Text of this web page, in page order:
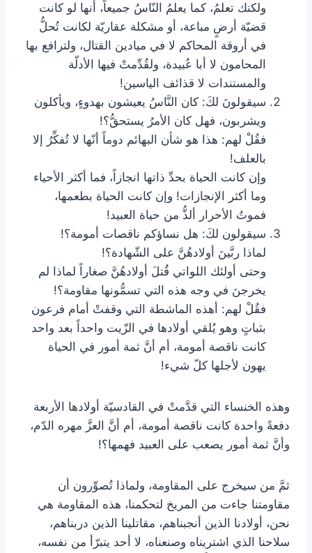
ولكنك تعلمُ، كما يعلمُ النّاسُ جميعاً، أنها لو كانت
قضيّة أرضٍ مباعة، أو مشكلة عقاريّة لكانت تُحلُّ
في أروقة المحاكم لا في ميادين القتال، ولترافع بها
المحامون لا أبا عُبيدة، ولقُدِّمتْ فيها الأدلّة
والمستندات لا قذائف الياسين!
سيقولونَ لكَ: كان النَّاسُ يعيشون بهدوءٍ، ويأكلون
ويشربون، فهل كان الأمرُ يستحقُّ؟!
فقُلْ لهم: هذا هو شأن البهائم دوماً أنّها لا تُفكِّرُ إلا
بالعلف!
وإن كانت الحياة بحدِّ ذاتها انجازاً، فما أكثر الأحياء
وما أكثر الإنجازات! وإن كانت الحياة بطعمها،
فموتُ الأحرار ألذُّ من حياة العبيد!
سيقولون لكَ: هل نساؤكم ناقصات أمومة؟!
لماذا ربَّينَ أولادهُنَّ على الشّهادة؟!
وحتى أولئك اللواتي قُتلَ أولادهُنَّ صغاراً لماذا لم
يخرجنَ في وجه هذه التي تسمُّونها مقاومة؟!
فقُلْ لهم: أهذه الماشطة التي وقفتْ أمام فرعون
بثباتٍ وهو يُلقي أولادها في الزّيت واحداً بعد واحد
كانت ناقصة أمومة، أم أنَّ ثمة أمور في الحياة
يهون لأجلها كلّ شيء!
وهذه الخنساء التي قدَّمتْ في القادسيّة أولادها الأربعة
دفعةً واحدة كانت ناقصة أمومة، أم أنَّ العزَّ مهره الدّم،
وأنَّ ثمة أمور يصعب على العبيد فهمها؟!
ثمَّ من سيخرج على المقاومة، ولماذا تُصوِّرون أن
مقاومتنا جاءت من المريخ لتحكمنا، هذه المقاومة هي
نحن، أولادنا الذين أنجبناهم، مقاتلينا الذين دربناهم،
سلاحنا الذي اشتريناه وصنعناه، لا أحد يتبرّأ من نفسه،